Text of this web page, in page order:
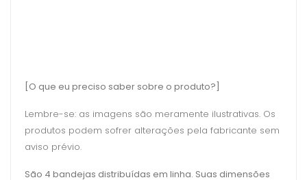
[O que eu preciso saber sobre o produto?]
Lembre-se: as imagens são meramente ilustrativas. Os
produtos podem sofrer alterações pela fabricante sem
aviso prévio.
São 4 bandejas distribuídas em linha. Suas dimensões